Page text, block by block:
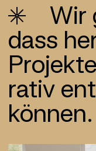
Wir
dass
rativ
können.